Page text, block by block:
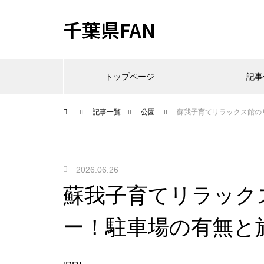
千葉県FAN
トップページ 記
記事一覧 公園 蘇我子育てリラックス館
2026.06.26
蘇我子育てリラッ
ー！駐車場の有無と